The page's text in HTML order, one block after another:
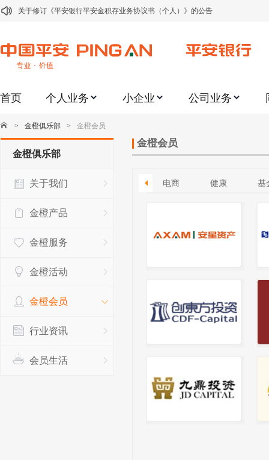
关于修订《平安银行平安金积存业务协议书（个人）》的公告
关于2021年劳动节期间代理贵金属业务风险提示的通知
关于加强代理贵金属业务风险防范的提示
关于进一步加强代理贵金属业务风险防范的提示
关于平安银行电子版信用卡更名为平安银行数字信用卡的公告
关于调整存量首套住房贷款利率的公告
首页 个人业务 小企业 公司业务
> 金橙俱乐部 > 金橙会员
金橙俱乐部
关于我们
金橙产品
金橙服务
金橙活动
金橙会员
行业资讯
会员生活
金橙会员
电子信息 电商 健康 基